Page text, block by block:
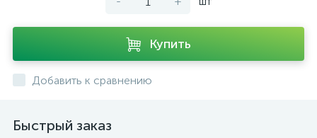
Купить
Добавить к сравнению
Быстрый заказ